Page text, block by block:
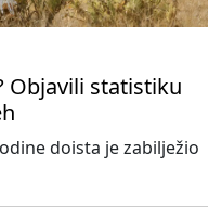
Objavili statistiku
doista je zabilježio